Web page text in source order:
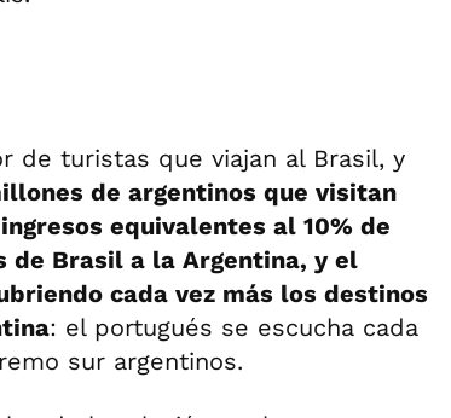
de turistas que viajan al Brasil, y
de argentinos que visitan
equivalentes al 10% de
de Brasil a la Argentina, y el
cada vez más los destinos
: el portugués se escucha cada
sur argentinos.